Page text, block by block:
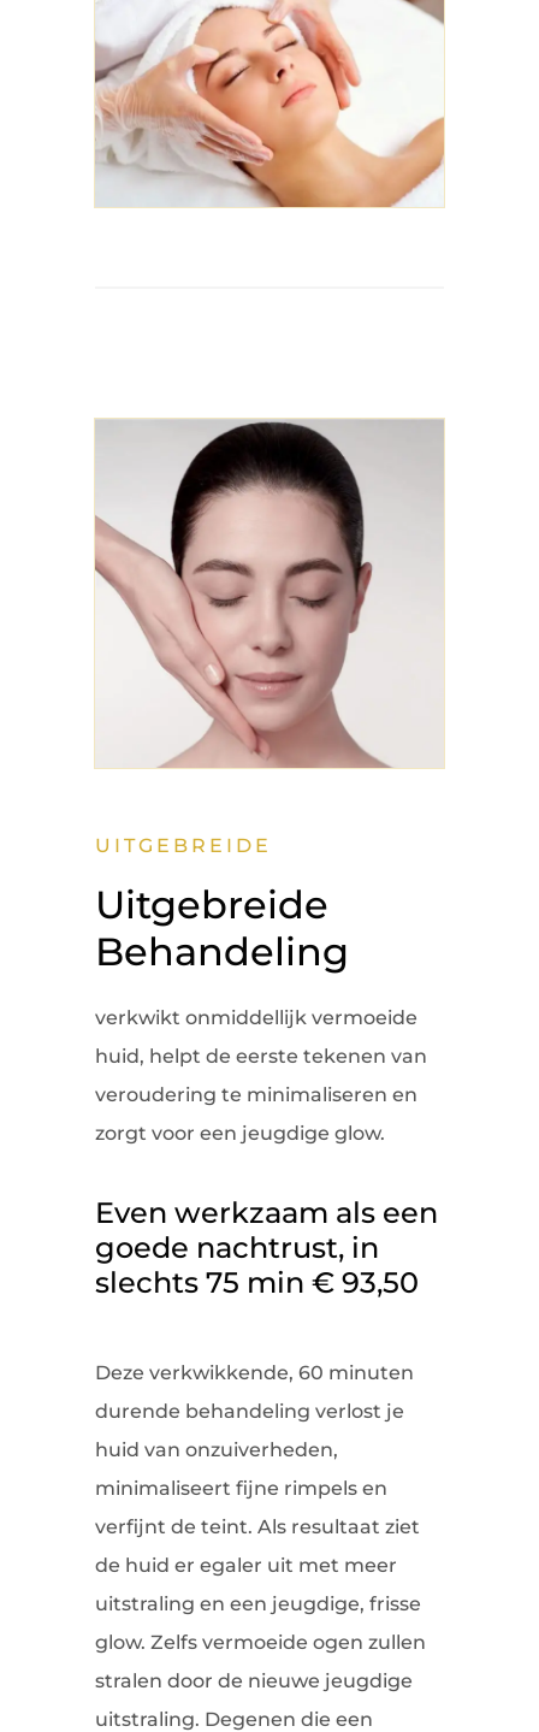
UITGEBREIDE
Uitgebreide
Behandeling
verkwikt onmiddellijk vermoeide
huid, helpt de eerste tekenen van
veroudering te minimaliseren en
zorgt voor een jeugdige glow.
Even werkzaam als een
goede nachtrust, in
slechts 75 min € 93,50
Deze verkwikkende, 60 minuten
durende behandeling verlost je
huid van onzuiverheden,
minimaliseert fijne rimpels en
verfijnt de teint. Als resultaat ziet
de huid er egaler uit met meer
uitstraling en een jeugdige, frisse
glow. Zelfs vermoeide ogen zullen
stralen door de nieuwe jeugdige
uitstraling. Degenen die een